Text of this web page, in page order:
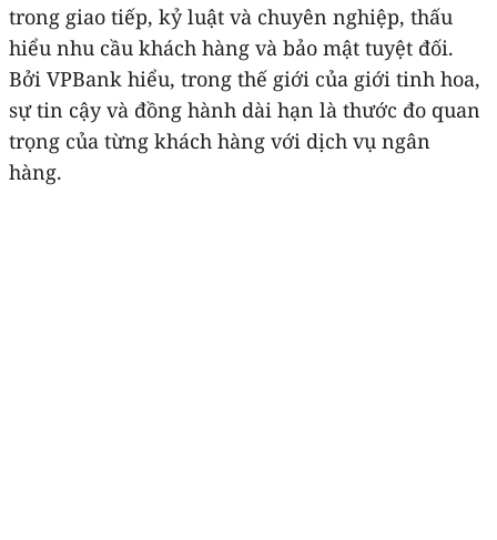
trong giao tiếp, kỷ luật và chuyên nghiệp, thấu
hiểu nhu cầu khách hàng và bảo mật tuyệt đối.
Bởi VPBank hiểu, trong thế giới của giới tinh hoa,
sự tin cậy và đồng hành dài hạn là thước đo quan
trọng của từng khách hàng với dịch vụ ngân
hàng.